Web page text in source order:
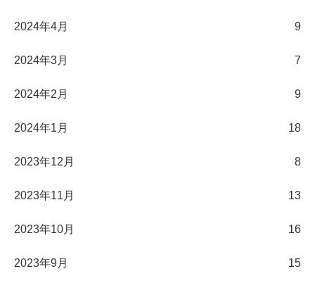
2024年4月 9
2024年3月 7
2024年2月 9
2024年1月 18
2023年12月 8
2023年11月 13
2023年10月 16
2023年9月 15